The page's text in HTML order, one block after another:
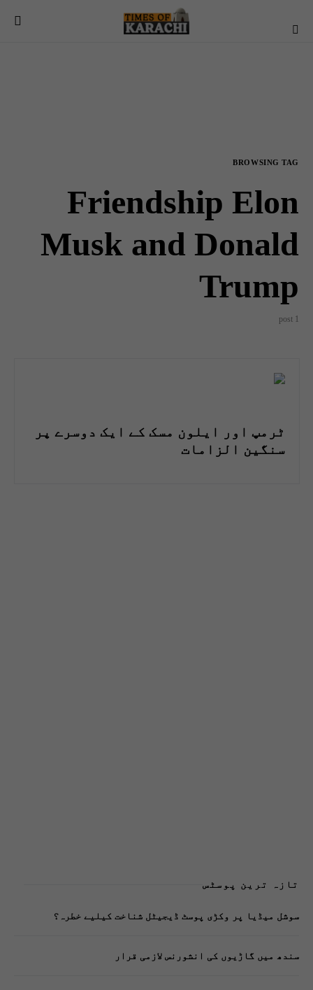
BROWSING TAG
Friendship Elon
Musk and Donald
Trump
1 post
ٹرمپ اور ایلون مسک کے ایک دوسرے پر
سنگین الزامات
تازہ ترین پوسٹس
سوشل میڈیا پر وکڑی پوسٹ ڈیجیٹل شناخت کیلیے خطرہ؟
سندھ میں گاڑیوں کی انشورنس لازمی قرار